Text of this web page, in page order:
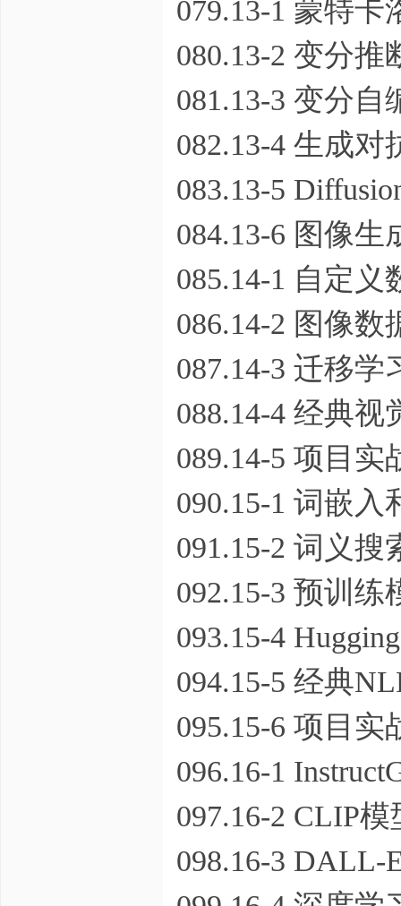
079.13-1 蒙特卡
080.13-2 变分推
081.13-3 变分自
082.13-4 生成对
083.13-5
084.13-6 图像生
085.14-1 自定义
086.14-2 图像数
087.14-3 迁移学
088.14-4 经典视
089.14-5 项目实
090.15-1 词嵌入
091.15-2 词义搜
092.15-3 预训练
093.15-4
094.15-5 经典
095.15-6 项目
096.16-1
097.16-2 CLIP模
098.16-3 DALL-